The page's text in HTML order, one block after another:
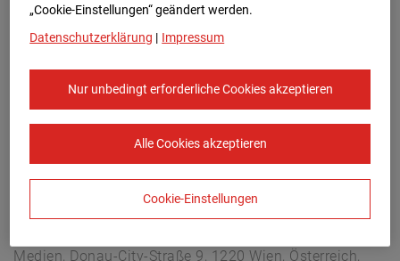
Medien, Donau-City-Straße 9, 1220 Wien, Österreich,
„Cookie-Einstellungen“ geändert werden.
Datenschutzerklärung | Impressum
Nur unbedingt erforderliche Cookies akzeptieren
Alle Cookies akzeptieren
Cookie-Einstellungen